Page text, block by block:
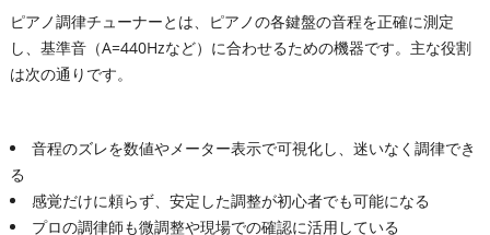
ピアノ調律チューナーとは、ピアノの各鍵盤の音程を正確に測定
し、基準音（A=440Hzなど）に合わせるための機器です。主な役割
は次の通りです。
音程のズレを数値やメーター表示で可視化し、迷いなく調律でき
る
感覚だけに頼らず、安定した調整が初心者でも可能になる
プロの調律師も微調整や現場での確認に活用している